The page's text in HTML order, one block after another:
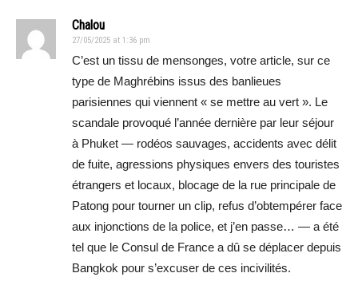
Chalou
27/05/2025 at 1:36 pm
C’est un tissu de mensonges, votre article, sur ce
type de Maghrébins issus des banlieues
parisiennes qui viennent « se mettre au vert ». Le
scandale provoqué l’année dernière par leur séjour
à Phuket — rodéos sauvages, accidents avec délit
de fuite, agressions physiques envers des touristes
étrangers et locaux, blocage de la rue principale de
Patong pour tourner un clip, refus d’obtempérer face
aux injonctions de la police, et j’en passe… — a été
tel que le Consul de France a dû se déplacer depuis
Bangkok pour s’excuser de ces incivilités.